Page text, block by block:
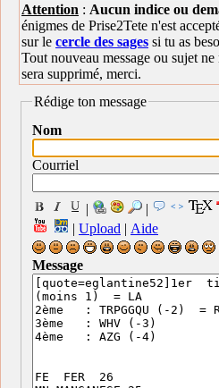
Attention : Aucun indice ou
énigmes de Prise2Tete n'est
sur le cercle des sages si tu as
Tout nouveau message ou sujet ne
sera supprimé, merci.
Rédige ton message
Nom
Courriel
| |
| Upload | Aide
Message